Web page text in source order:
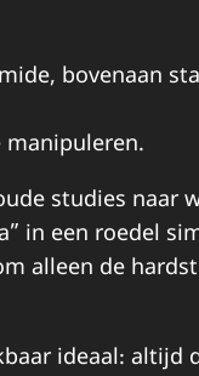
bovenaan
studies naar
in een roedel
alleen de
ideaal: